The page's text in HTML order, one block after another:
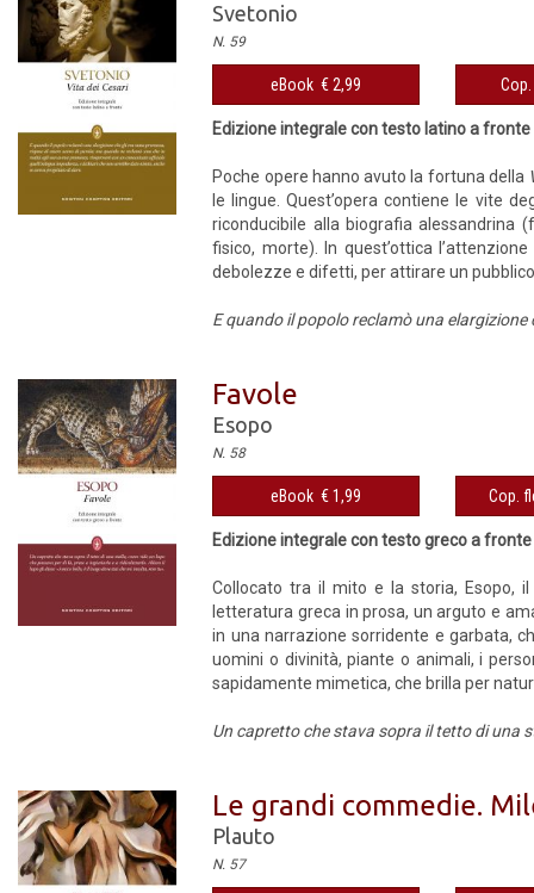
Svetonio
N. 59
eBook € 2,99
Edizione integrale con testo latino a fronte
Poche opere hanno avuto la fortuna della
le lingue. Quest’opera contiene le vite
riconducibile alla biografia alessandrina
fisico, morte). In quest’ottica
debolezze e difetti, per attirare un
E quando il popolo reclamò una
Favole
Esopo
N. 58
eBook € 1,99 Cop.
Edizione integrale con testo greco a fronte
Collocato tra il mito e la storia, Esopo, il
letteratura greca in prosa, un arguto e
in una narrazione sorridente e garbata,
uomini o divinità, piante o animali, i
sapidamente mimetica, che brilla per
Un capretto che stava sopra il tetto di una
Le grandi commedie.
Plauto
N. 57